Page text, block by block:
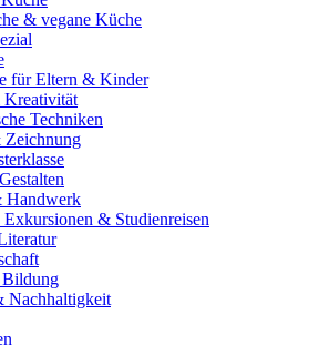
& vegane Küche
für Eltern & Kinder
Techniken
Handwerk
& Studienreisen
Bildung
Nachhaltigkeit